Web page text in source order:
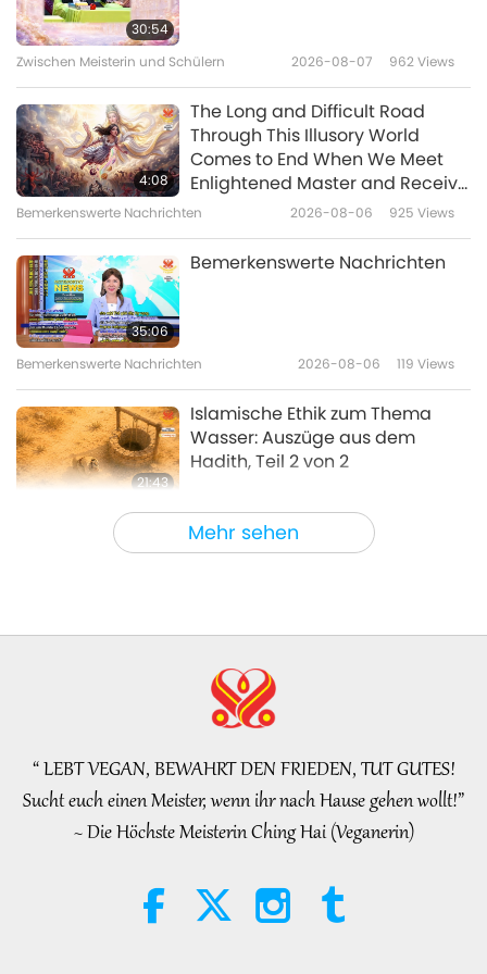
Vegan: weil wir Gottes barmherzige Kinder
sind.
1:45
2:58
Zitate der Höchsten Meisterin
Ching Hai über Soldaten
1:27
Mehr sehen
30:54
Zwischen Meisterin und Schülern 2026-08-07 962Views
4:08
The Long and Difficult Road
Through This Illusory World
Comes to End When We Meet
Enlightened Master and Receive
Initiation
Bemerkenswerte Nachrichten 2026-08-06 925 Views
35:06
Bemerkenswerte Nachrichten
Bemerkenswerte Nachrichten 2026-08-06 119 Views
21:43
Islamische Ethik zum Thema
Wasser: Auszüge aus dem
Hadith, Teil 2 von 2
Worte der Weisheit 2026-08-06
19:47
38:45
Die inneren Friedensgespräche
2026-08-06
vegan meat producer in legal
challenge.
“ LEBT VEGAN, BEWAHRT DEN FRIEDEN, TUT GUTES!
Sucht euch einen Meister, wenn ihr nach Hause gehen wollt!”
~ Die Höchste Meisterin Ching Hai (Veganerin)